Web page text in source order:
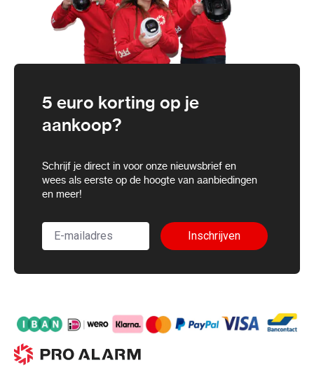
5 euro korting op je
aankoop?
Schrijf je direct in voor onze nieuwsbrief en
wees als eerste op de hoogte van aanbiedingen
en meer!
Inschrijven